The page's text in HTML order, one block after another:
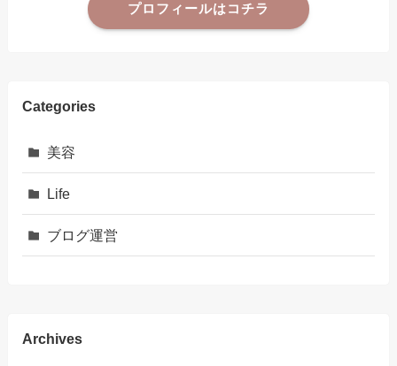
プロフィールはコチラ
Categories
美容
Life
ブログ運営
Archives